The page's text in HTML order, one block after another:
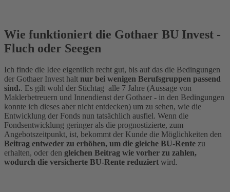
Wie funktioniert die Gothaer BU Invest -
Fluch oder Seegen
Ich finde die Idee eigentlich recht gut, bis auf das die Bedingungen
der Gothaer Invest halt nur bei wenigen Berufsgruppen passend
sind.. Es gilt wohl der Stichtag alle 7 Jahre (Aussage von
Maklerbetreuern und Innendienst der Gothaer - in den Bedingungen
konnte ich dieses aber nicht entdecken) um zu sehen, wie die
Entwicklung der Fonds nun tatsächlich ausfiel. Wenn die
Fondsentwicklung geringer als die prognostizierte, zum
Angebotszeitpunkt, ist, bekommt der Kunde die Möglichkeiten den
Beitrag entweder zu erhöhen, um die gleiche BU-Rente zu
erhalten, oder den gleichen Beitrag wie vorher zu zahlen,
wodurch die versicherte BU-Rente reduziert wird.